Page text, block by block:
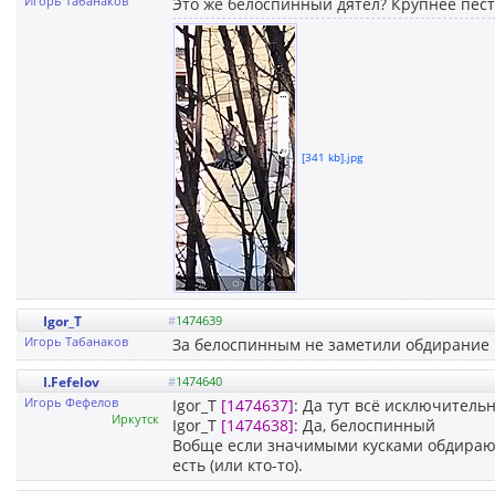
[341 kb].jpg
Igor_T #1474639
Игорь Табанаков
За белоспинным не заметили обдирание
I.Fefelov #1474640
Игорь Фефелов
Иркутск
Igor_T [1474637]: Да тут всё
Igor_T [1474638]: Да, белоспинный
Вобще если значимыми кусками
есть (или кто-то).